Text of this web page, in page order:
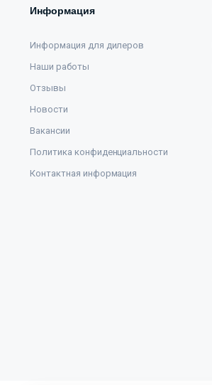
Информация
Информация для дилеров
Наши работы
Отзывы
Новости
Вакансии
Политика конфиденциальности
Контактная информация